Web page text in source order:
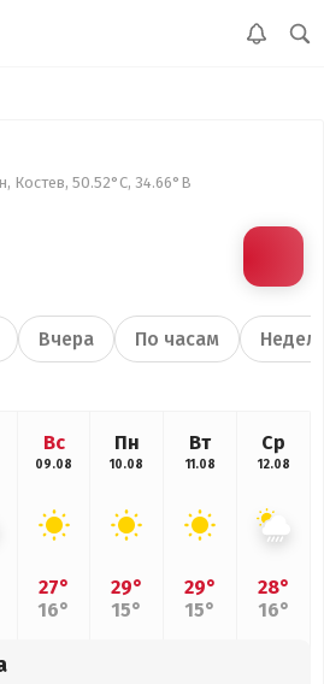
Костев, 50.52°С, 34.66°В
Вчера По часам
Вс
09.08
27°
16°
Пн
10.08
29°
15°
Вт
11.08
29°
15°
Ср
12.08
28°
16°